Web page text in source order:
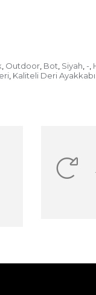
Outdoor Bot Siyah -
, Kaliteli Deri Ayakkabı